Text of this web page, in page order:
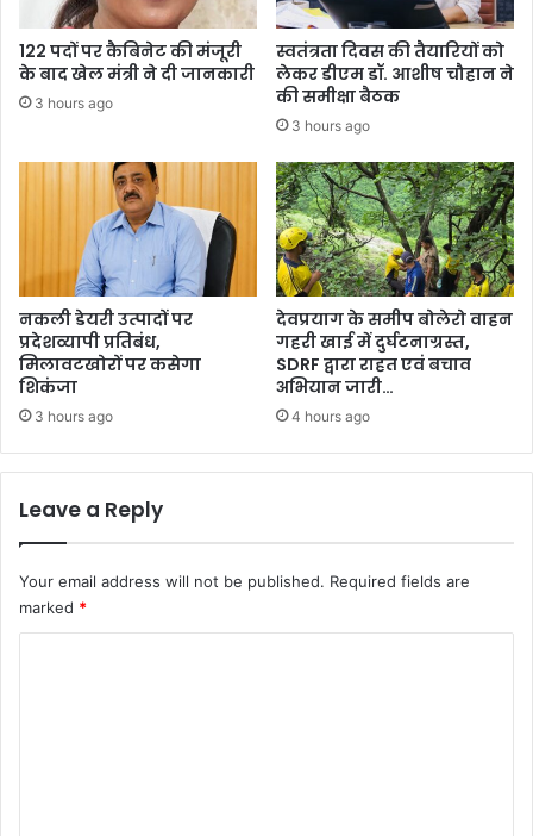
122 पदों पर कैबिनेट की मंजूरी
के बाद खेल मंत्री ने दी जानकारी
3 hours ago
स्वतंत्रता दिवस की तैयारियों को
लेकर डीएम डॉ. आशीष चौहान ने
की समीक्षा बैठक
3 hours ago
नकली डेयरी उत्पादों पर
प्रदेशव्यापी प्रतिबंध,
मिलावटखोरों पर कसेगा
शिकंजा
3 hours ago
देवप्रयाग के समीप बोलेरो वाहन
गहरी खाई में दुर्घटनाग्रस्त,
SDRF द्वारा राहत एवं बचाव
अभियान जारी…
4 hours ago
Leave a Reply
Your email address will not be published. Required fields are
marked *